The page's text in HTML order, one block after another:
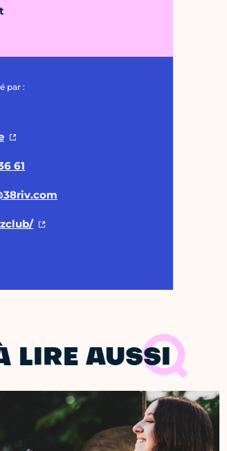
par :
61
LIRE AUSSI